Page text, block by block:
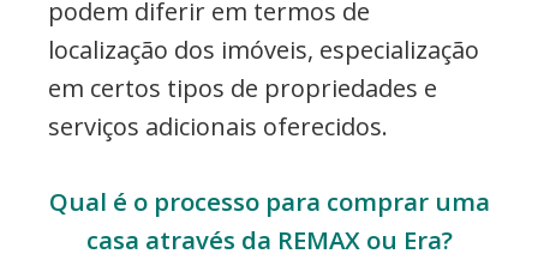
podem diferir em termos de
localização dos imóveis, especialização
em certos tipos de propriedades e
serviços adicionais oferecidos.
Qual é o processo para comprar uma
casa através da REMAX ou Era?